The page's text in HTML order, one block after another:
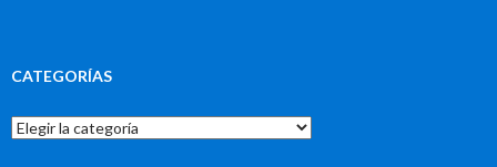
CATEGORÍAS
Categorías